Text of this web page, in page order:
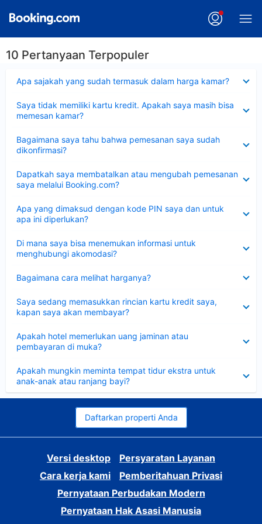
10 Pertanyaan Terpopuler
Apa sajakah yang sudah termasuk dalam harga kamar?
Saya tidak memiliki kartu kredit. Apakah saya masih bisa
memesan kamar?
Bagaimana saya tahu bahwa pemesanan saya sudah
dikonfirmasi?
Dapatkah saya membatalkan atau mengubah pemesanan
saya melalui Booking.com?
Apa yang dimaksud dengan kode PIN saya dan untuk
apa ini diperlukan?
Di mana saya bisa menemukan informasi untuk
menghubungi akomodasi?
Bagaimana cara melihat harganya?
Saya sedang memasukkan rincian kartu kredit saya,
kapan saya akan membayar?
Apakah hotel memerlukan uang jaminan atau
pembayaran di muka?
Apakah mungkin meminta tempat tidur ekstra untuk
anak-anak atau ranjang bayi?
Daftarkan properti Anda
Versi desktop
Persyaratan Layanan
Cara kerja kami
Pemberitahuan Privasi
Pernyataan Perbudakan Modern
Pernyataan Hak Asasi Manusia